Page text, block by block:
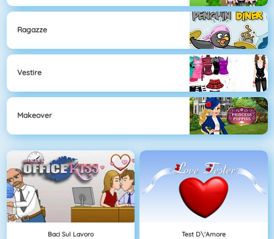
Ragazze
Vestire
Makeover
Baci Sul Lavoro Test D\'amore